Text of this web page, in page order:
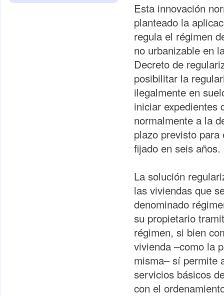
Esta innovación
planteado la
regula el régimen
no urbanizable en
Decreto de
posibilitar la
ilegalmente en
iniciar expedientes
normalmente a la
plazo previsto
fijado en seis años.
La solución
las viviendas que
denominado
su propietario
régimen, si bien
vivienda –como la
misma– sí permite
servicios básicos
con el